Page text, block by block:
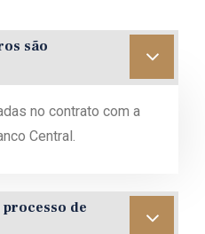
são
no contrato com a
Central.
de